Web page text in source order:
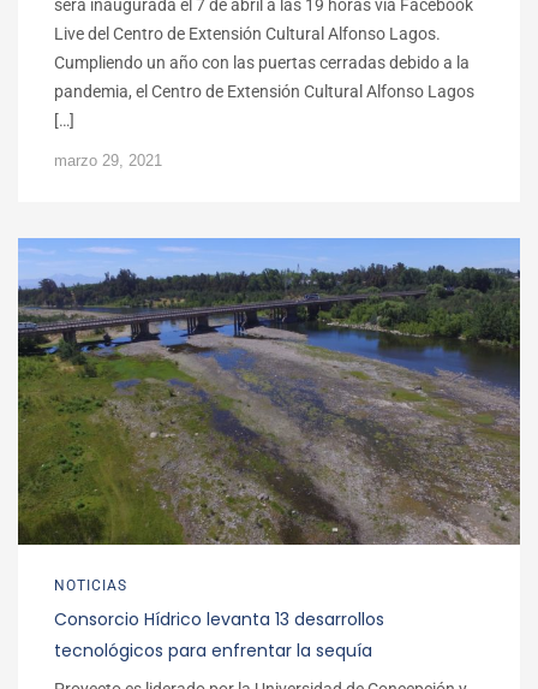
será inaugurada el 7 de abril a las 19 horas vía Facebook
Live del Centro de Extensión Cultural Alfonso Lagos.
Cumpliendo un año con las puertas cerradas debido a la
pandemia, el Centro de Extensión Cultural Alfonso Lagos
[…]
marzo 29, 2021
NOTICIAS
Consorcio Hídrico levanta 13 desarrollos
tecnológicos para enfrentar la sequía